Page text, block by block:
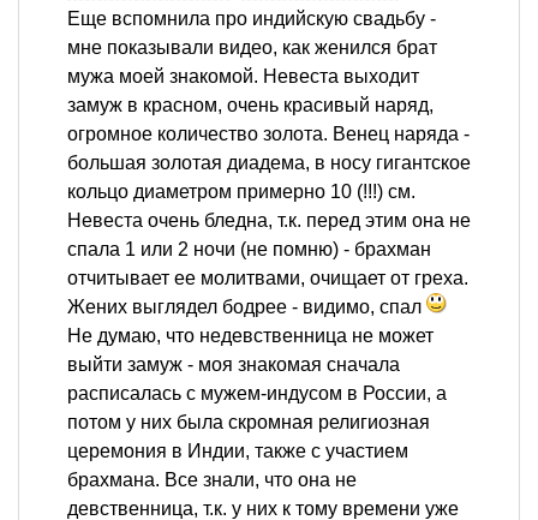
Еще вспомнила про индийскую свадьбу -
мне показывали видео, как женился брат
мужа моей знакомой. Невеста выходит
замуж в красном, очень красивый наряд,
огромное количество золота. Венец наряда -
большая золотая диадема, в носу гигантское
кольцо диаметром примерно 10 (!!!) см.
Невеста очень бледна, т.к. перед этим она не
спала 1 или 2 ночи (не помню) - брахман
отчитывает ее молитвами, очищает от греха.
Жених выглядел бодрее - видимо, спал
Не думаю, что недевственница не может
выйти замуж - моя знакомая сначала
расписалась с мужем-индусом в России, а
потом у них была скромная религиозная
церемония в Индии, также с участием
брахмана. Все знали, что она не
девственница, т.к. у них к тому времени уже